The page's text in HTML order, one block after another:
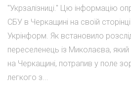
"Укрзалізниці." Цю інформацію
СБУ в Черкащині на своїй
Укрінформ. Як встановило
переселенець із Миколаєва,
на Черкащині, потрапив у поле
легкого з...